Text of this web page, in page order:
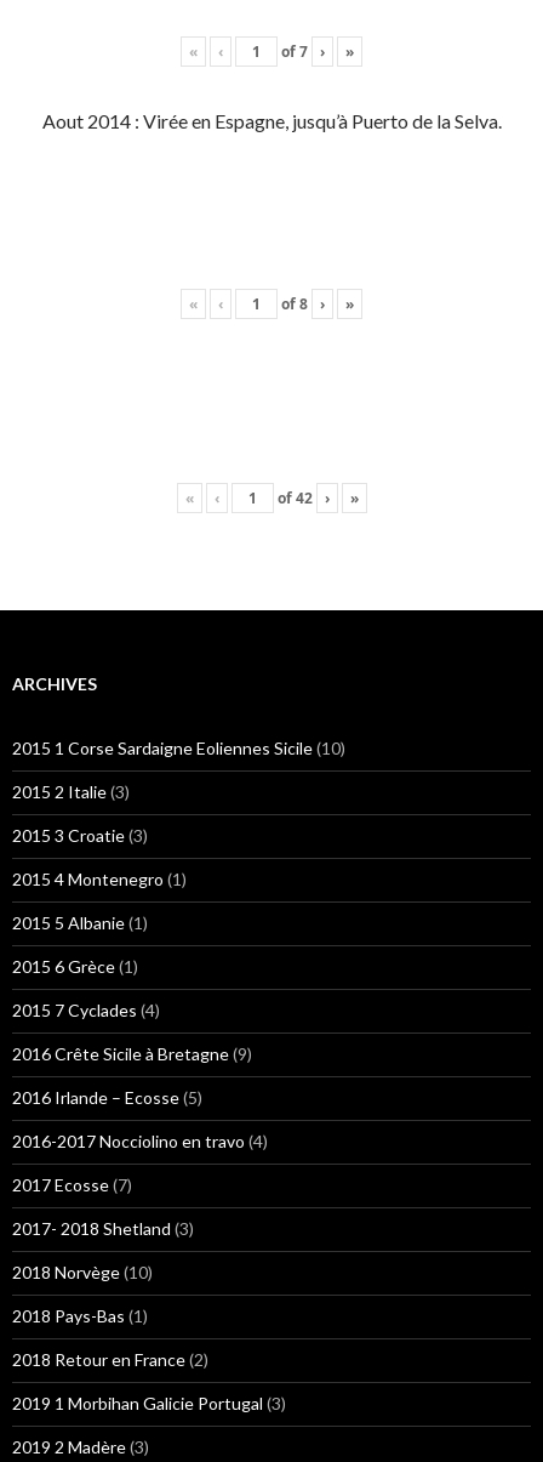
« ‹ of7 › »
Aout 2014 : Virée en Espagne, jusqu’à Puerto de la Selva.
« ‹ of8 › »
« ‹ of42 › »
ARCHIVES
2015 1 Corse Sardaigne Eoliennes Sicile(10)
2015 2 Italie(3)
2015 3 Croatie(3)
2015 4 Montenegro (1)
2015 5 Albanie(1)
2015 6 Grèce(1)
2015 7 Cyclades (4)
2016 Crête Sicile à Bretagne(9)
2016 Irlande – Ecosse(5)
2016-2017 Nocciolino en travo (4)
2017 Ecosse(7)
2017- 2018 Shetland (3)
2018 Norvège(10)
2018 Pays-Bas (1)
2018 Retour en France(2)
2019 1 Morbihan Galicie Portugal (3)
2019 2 Madère(3)